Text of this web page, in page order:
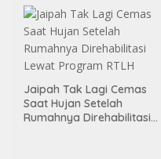
Jaipah Tak Lagi Cemas
Saat Hujan Setelah
Rumahnya Direhabilitasi